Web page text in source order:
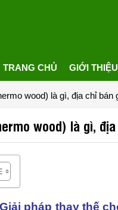
TRANG CHỦ GIỚI THIỆU
wood) là gì, địa chỉ bán
wood) là gì,
pháp thay thế